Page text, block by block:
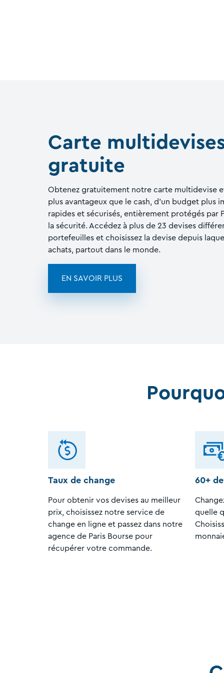
Carte
gratuite
Obtenez gratuitement notre carte multidevise
plus avantageux que le cash, d'un budget plus
rapides et sécurisés, entièrement protégés par
la sécurité. Accédez à plus de 23 devises
portefeuilles et choisissez la devise depuis
achats, partout dans le monde.
EN SAVOIR PLUS
Taux de change
Pour obtenir vos devises au meilleur
prix, choisissez notre service de
change en ligne et passez dans notre
agence de Paris Bourse pour
récupérer votre commande.
60+
quelle